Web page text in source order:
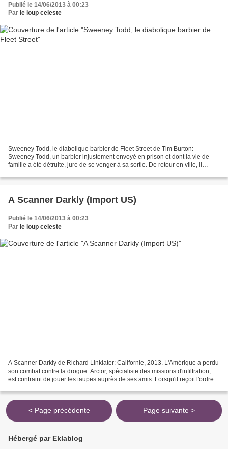
Publié le 14/06/2013 à 00:23
Par le loup celeste
Sweeney Todd, le diabolique barbier de Fleet Street de Tim Burton:
Sweeney Todd, un barbier injustement envoyé en prison et dont la vie de
famille a été détruite, jure de se venger à sa sortie. De retour en ville, il
A Scanner Darkly (Import US)
Publié le 14/06/2013 à 00:23
Par le loup celeste
A Scanner Darkly de Richard Linklater: Californie, 2013. L'Amérique a perdu
son combat contre la drogue. Arctor, spécialiste des missions d'infiltration,
est contraint de jouer les taupes auprès de ses amis. Lorsqu'il reçoit l'ordre
< Page précédente Page suivante >
Hébergé par Eklablog